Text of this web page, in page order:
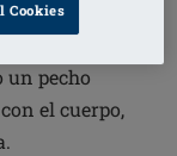
pecho
el cuerpo,
Cookies